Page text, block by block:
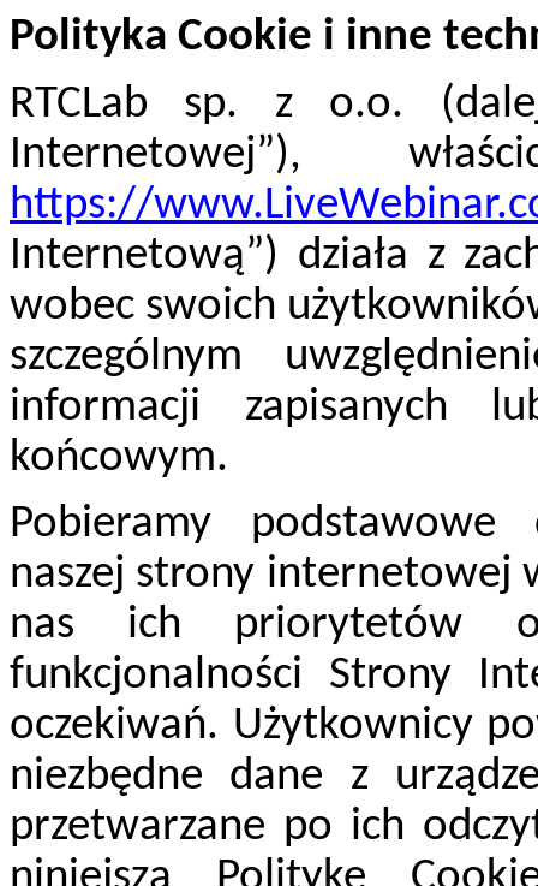
Polityka Cookie i inne
RTCLab sp. z o.o.
Internetowej”),
https://
Internetową”) działa z
wobec swoich
szczególnym
informacji zapisanych
końcowym.
Pobieramy podstawowe
naszej strony internetowej
nas ich priorytetów
funkcjonalności Strony
oczekiwań. Użytkownicy
niezbędne dane z
przetwarzane po ich